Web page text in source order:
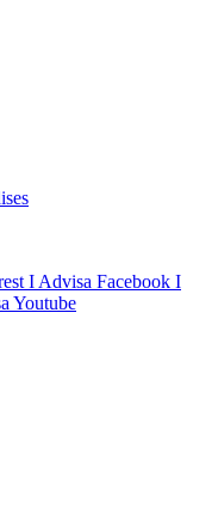
I Advisa Facebook I
Youtube